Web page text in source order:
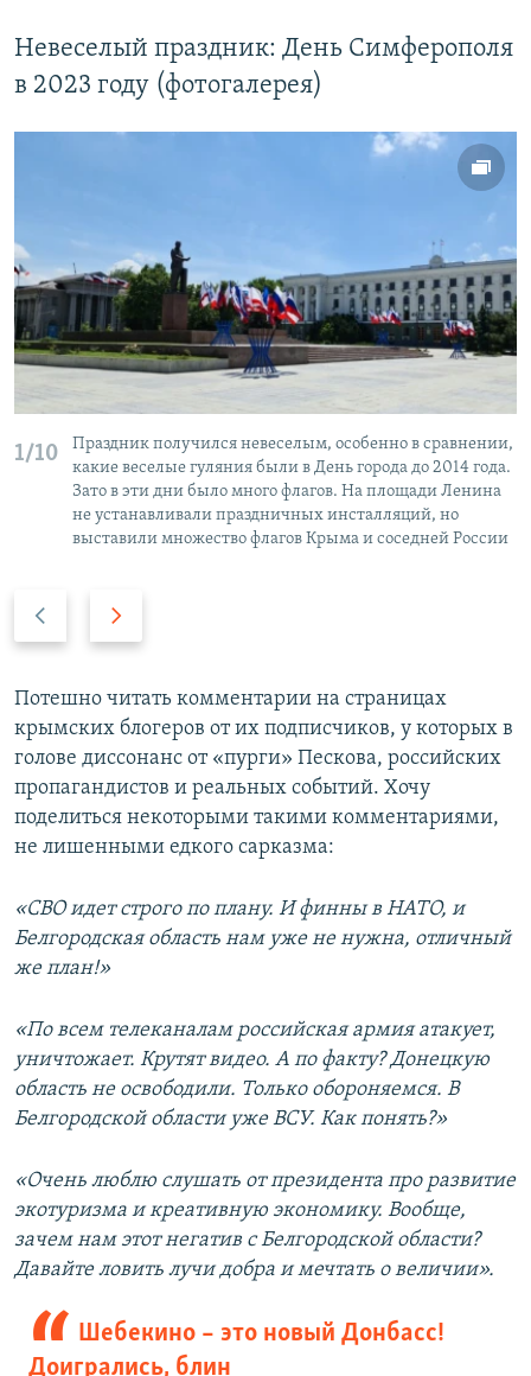
Невеселый праздник: День Симферополя
в 2023 году (фотогалерея)
1/10
Праздник получился невеселым, особенно в сравнении,
какие веселые гуляния были в День города до 2014 года.
Зато в эти дни было много флагов. На площади Ленина
не устанавливали праздничных инсталляций, но
выставили множество флагов Крыма и соседней России
д
ы
д
у
щ
и
с
л
а
д
у
ю
щ
и
й
л
а
й
Потешно читать комментарии на страницах
крымских блогеров от их подписчиков, у которых в
голове диссонанс от «пурги» Пескова, российских
пропагандистов и реальных событий. Хочу
поделиться некоторыми такими комментариями,
не лишенными едкого сарказма:
«СВО идет строго по плану. И финны в НАТО, и
Белгородская область нам уже не нужна, отличный
же план!»
«По всем телеканалам российская армия атакует,
уничтожает. Крутят видео. А по факту? Донецкую
область не освободили. Только обороняемся. В
Белгородской области уже ВСУ. Как понять?»
«Очень люблю слушать от президента про развитие
экотуризма и креативную экономику. Вообще,
зачем нам этот негатив с Белгородской области?
Давайте ловить лучи добра и мечтать о величии».
Шебекино – это новый Донбасс!
Доигрались, блин